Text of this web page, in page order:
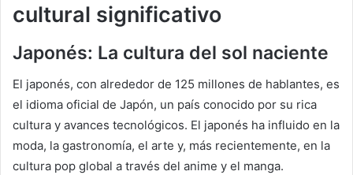
cultural significativo
Japonés: La cultura del sol naciente
El japonés, con alrededor de 125 millones de hablantes, es
el idioma oficial de Japón, un país conocido por su rica
cultura y avances tecnológicos. El japonés ha influido en la
moda, la gastronomía, el arte y, más recientemente, en la
cultura pop global a través del anime y el manga.